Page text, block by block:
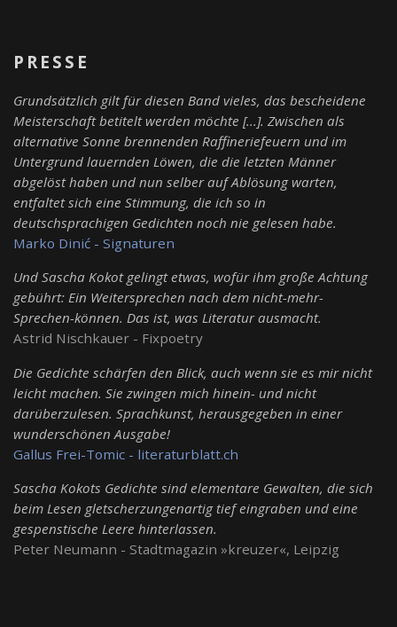
PRESSE
Grundsätzlich gilt für diesen Band vieles, das bescheidene
Meisterschaft betitelt werden möchte [...]. Zwischen als
alternative Sonne brennenden Raffineriefeuern und im
Untergrund lauernden Löwen, die die letzten Männer
abgelöst haben und nun selber auf Ablösung warten,
entfaltet sich eine Stimmung, die ich so in
deutschsprachigen Gedichten noch nie gelesen habe.
Marko Dinić - Signaturen
Und Sascha Kokot gelingt etwas, wofür ihm große Achtung
gebührt: Ein Weitersprechen nach dem nicht-mehr-
Sprechen-können. Das ist, was Literatur ausmacht.
Astrid Nischkauer - Fixpoetry
Die Gedichte schärfen den Blick, auch wenn sie es mir nicht
leicht machen. Sie zwingen mich hinein- und nicht
darüberzulesen. Sprachkunst, herausgegeben in einer
wunderschönen Ausgabe!
Gallus Frei-Tomic - literaturblatt.ch
Sascha Kokots Gedichte sind elementare Gewalten, die sich
beim Lesen gletscherzungenartig tief eingraben und eine
gespenstische Leere hinterlassen.
Peter Neumann - Stadtmagazin »kreuzer«, Leipzig